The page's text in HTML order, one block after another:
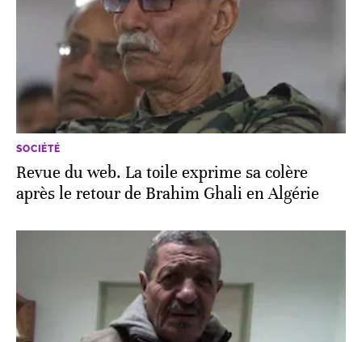
SOCIÉTÉ
Revue du web. La toile exprime sa colère
après le retour de Brahim Ghali en Algérie